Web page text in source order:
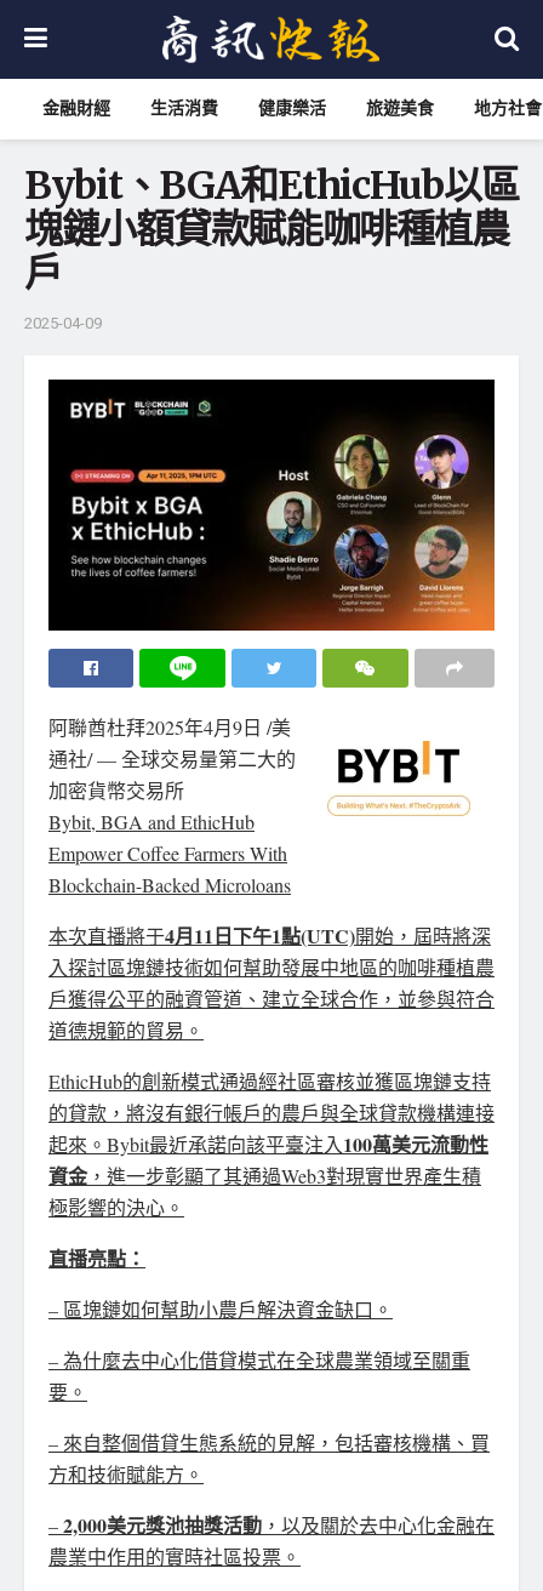
金融財經 生活消費 健康樂活 旅遊美食 地方社會
Bybit、BGA和EthicHub以區
塊鏈小額貸款賦能咖啡種植農
戶
2025-04-09
阿聯酋杜拜2025年4月9日 /美
通社/ — 全球交易量第二大的
加密貨幣交易所
Bybit, BGA and EthicHub
Empower Coffee Farmers With
Blockchain-Backed Microloans
本次直播將于4月11日下午1點(UTC)開始，屆時將深
入探討區塊鏈技術如何幫助發展中地區的咖啡種植農
戶獲得公平的融資管道、建立全球合作，並參與符合
道德規範的貿易。
EthicHub的創新模式通過經社區審核並獲區塊鏈支持
的貸款，將沒有銀行帳戶的農戶與全球貸款機構連接
起來。Bybit最近承諾向該平臺注入100萬美元流動性
資金 ，進一步彰顯了其通過Web3對現實世界產生積
極影響的決心。
直播亮點：
– 區塊鏈如何幫助小農戶解決資金缺口。
– 為什麼去中心化借貸模式在全球農業領域至關重
要。
– 來自整個借貸生態系統的見解，包括審核機構、買
方和技術賦能方。
–2,000美元獎池抽獎活動 ，以及關於去中心化金融在
農業中作用的實時社區投票。